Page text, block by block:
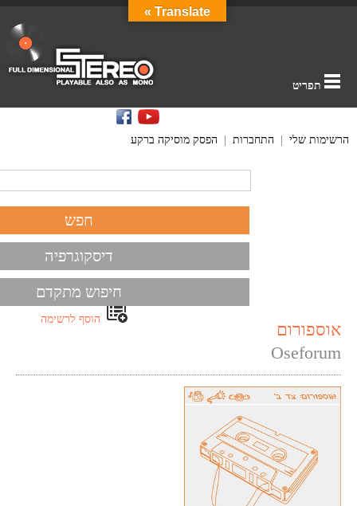
תפריט
הרשימות שלי התחברות הפסק מוסיקה ברקע
דיסקוגרפיה
חיפוש מתקדם
הוסף לרשימה
אוספורום
Oseforum
Translate »